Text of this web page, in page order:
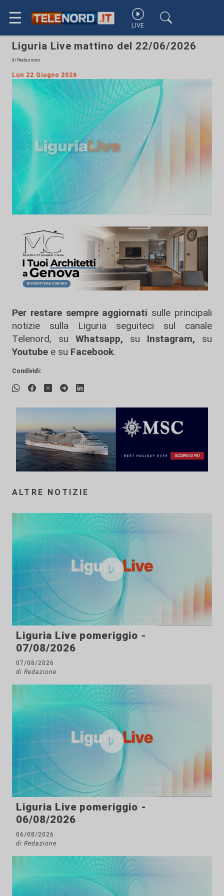
☰ LIVE
Liguria Live mattino del 22/06/2026
di Redazione
Lun 22 Giugno 2026
Per restare sempre aggiornati sulle principali
notizie sulla Liguria seguiteci sul canale
Telenord, su
Whatsapp, su Instagram, su
Youtube e su Facebook.
Condividi:
ALTRE NOTIZIE
Liguria Live pomeriggio -
07/08/2026
07/08/2026
di Redazione
Liguria Live pomeriggio -
06/08/2026
06/08/2026
di Redazione